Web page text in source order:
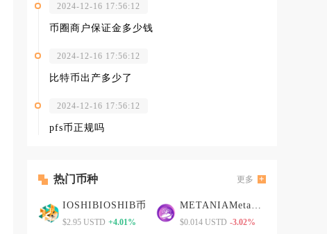
2024-12-16 17:56:12
币圈商户保证金多少钱
2024-12-16 17:56:12
比特币出产多少了
2024-12-16 17:56:12
pfs币正规吗
热门币种 更多
IOSHIBIOSHIB币
$2.95 USTD +4.01% $0.014 USTD -3.02%